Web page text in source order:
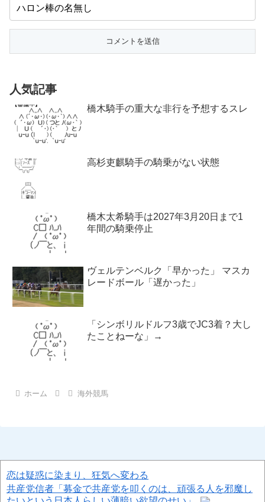
人気記事
橋木騎手の重大な非行を予想するスレ
高杉吏麒騎手の騎乗がない状態
橋木太希騎手は2027年3月20日まで1
年間の騎乗停止
ヴェルテンベルク「早かった」 マスカ
レードボール「遅かった」
「シンボリルドルフ3歳でJC3着？大し
たことねーな」→
ホーム 海外競馬
恋は疑惑に染まり、狂気へ変わる
共産党信者「募金で共産党を叩くのは、頑張る人を邪魔し